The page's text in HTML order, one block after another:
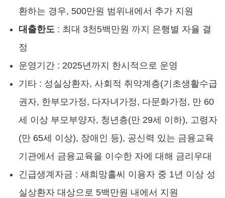
환하는 경우, 500만원 범위내에서 추가 지원
대출한도 : 최대 3천5백만원 까지 은행별 자율 결
정
운영기간 : 2025년까지 한시적으로 운영
기타 : 성실상환자, 사회적 취약계층(기초생활수급
권자, 한부모가정, 다자녀가정, 다문화가정, 만 60
세 이상 부모부양자, 청년층(만 29세 이하), 고령자
(만 65세 이상), 장애인 등), 공신력 있는 금융교육
기관에서 금융교육을 이수한 자에 대해 금리우대
긴급생계자금 : 새희망홀씨 이용자 중 1년 이상 성
실상환자 대상으로 5백만원 내에서 지원